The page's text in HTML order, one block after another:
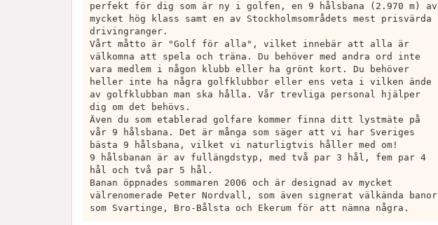
perfekt för dig som är ny i golfen, en 9 hålsbana (2.970 m) av
mycket hög klass samt en av Stockholmsområdets mest prisvärda
drivingranger.
Vårt måtto är "Golf för alla", vilket innebär att alla är
välkomna att spela och träna. Du behöver med andra ord inte
vara medlem i någon klubb eller ha grönt kort. Du behöver
heller inte ha några golfklubbor eller ens veta i vilken ände
av golfklubban man ska hålla. Vår trevliga personal hjälper
dig om det behövs.
Även du som etablerad golfare kommer finna ditt lystmäte på
vår 9 hålsbana. Det är många som säger att vi har Sveriges
bästa 9 hålsbana, vilket vi naturligtvis håller med om!
9 hålsbanan är av fullängdstyp, med två par 3 hål, fem par 4
hål och två par 5 hål.
Banan öppnades sommaren 2006 och är designad av mycket
välrenomerade Peter Nordvall, som även signerat välkända banor
som Svartinge, Bro-Bålsta och Ekerum för att nämna några.